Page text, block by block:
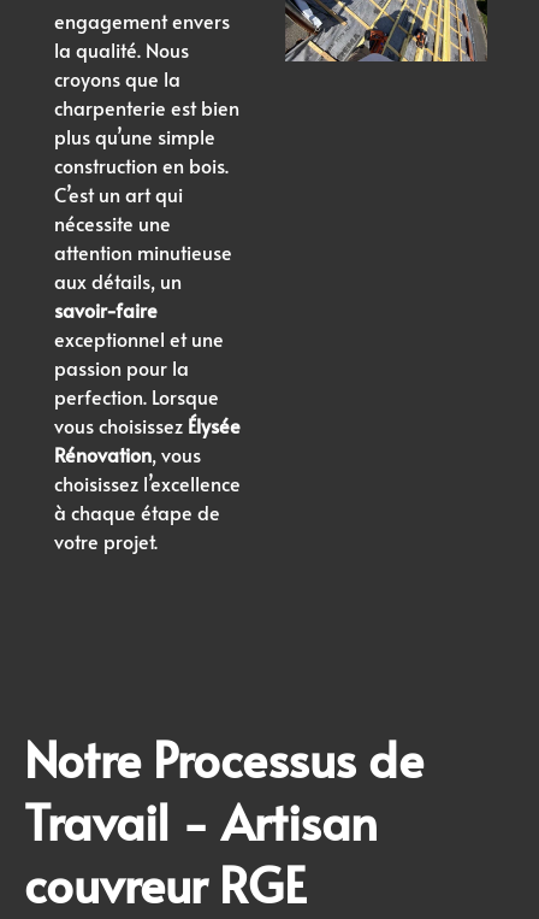
engagement envers
la qualité. Nous
croyons que la
charpenterie est bien
plus qu’une simple
construction en bois.
C’est un art qui
nécessite une
attention minutieuse
aux détails, un
savoir-faire
exceptionnel et une
passion pour la
perfection. Lorsque
vous choisissez Élysée
Rénovation, vous
choisissez l’excellence
à chaque étape de
votre projet.
Notre Processus de
Travail - Artisan
couvreur RGE